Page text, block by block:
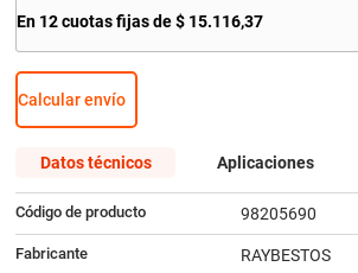
En 12 cuotas fijas de $ 15.116,37
Calcular envío
Datos técnicos Aplicaciones
Código de producto 98205690
Fabricante RAYBESTOS